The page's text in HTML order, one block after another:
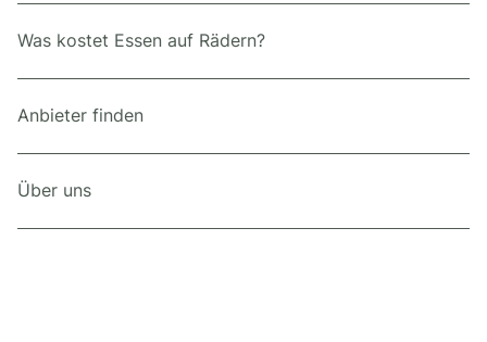
Was kostet Essen auf Rädern?
Anbieter finden
Über uns